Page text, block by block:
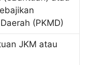
(PKMD)
JKM atau